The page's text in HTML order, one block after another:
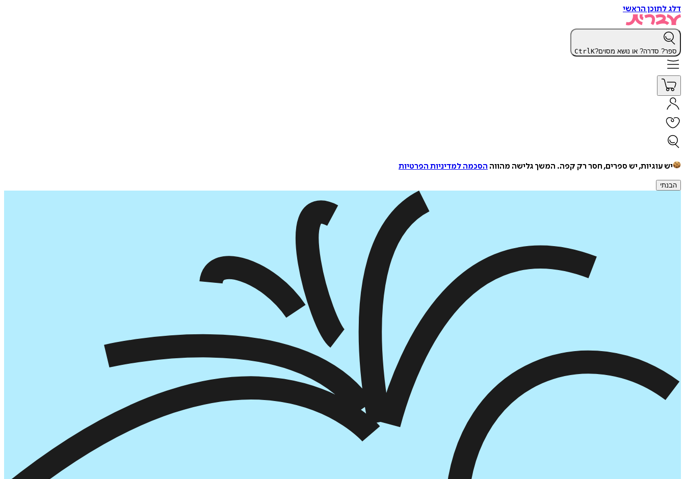
דלג לתוכן הראשי
ספר? סדרה? או נושא מסוים? CtrlK
יש עוגיות, יש ספרים, חסר רק קפה. המשך גלישה מהווה הסכמה למדיניות הפרטיות
הבנתי